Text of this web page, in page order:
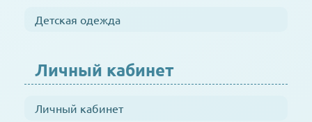
Детская одежда
Личный кабинет
Личный кабинет